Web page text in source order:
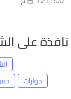
نافذة على
حوارات